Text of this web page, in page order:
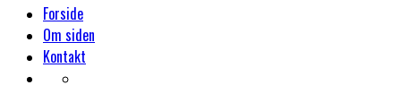
Forside
Om siden
Kontakt